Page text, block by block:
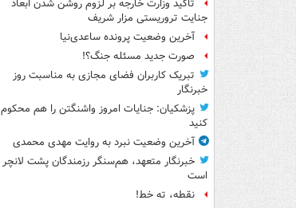
تاکید وزارت خارجه بر لزوم روشن شدن ابعاد
جنایت تروریستی مزار شریف
آخرین وضعیت پرونده ساعدی‌نیا
صورت جدید مسئله جنگ؟!
تبریک کاربران فضای مجازی به مناسبت روز
خبرنگار
پزشکیان: جنایات امروز واشنگتن را هم محکوم
کنید
آخرین وضعیت نبرد به روایت مهدی محمدی
خبرنگار متعهد، هم‌سنگر رزمندگان پشت لانچر
است
نقطه، ته خط!